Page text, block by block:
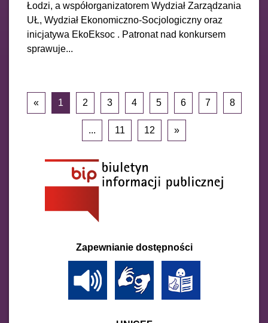
Zapewnianie dostępności
Łodzi, a współorganizatorem Wydział Zarządzania
UŁ, Wydział Ekonomiczno-Socjologiczny oraz
inicjatywa EkoEksoc . Patronat nad konkursem
sprawuje...
« 1 2 3 4 5 6 7 8
... 11 12 »